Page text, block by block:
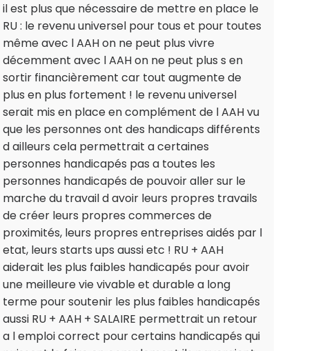
il est plus que nécessaire de mettre en place le
RU : le revenu universel pour tous et pour toutes
même avec l AAH on ne peut plus vivre
décemment avec l AAH on ne peut plus s en
sortir financièrement car tout augmente de
plus en plus fortement ! le revenu universel
serait mis en place en complément de l AAH vu
que les personnes ont des handicaps différents
d ailleurs cela permettrait a certaines
personnes handicapés pas a toutes les
personnes handicapés de pouvoir aller sur le
marche du travail d avoir leurs propres travails
de créer leurs propres commerces de
proximités, leurs propres entreprises aidés par l
etat, leurs starts ups aussi etc ! RU + AAH
aiderait les plus faibles handicapés pour avoir
une meilleure vie vivable et durable a long
terme pour soutenir les plus faibles handicapés
aussi RU + AAH + SALAIRE permettrait un retour
a l emploi correct pour certains handicapés qui